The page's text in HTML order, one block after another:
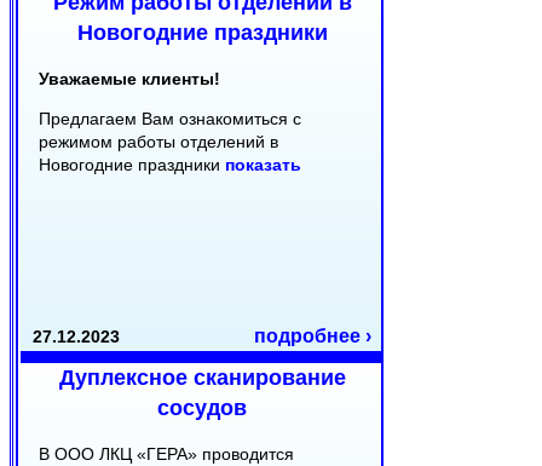
Новогодние праздники
Уважаемые клиенты!
Предлагаем Вам ознакомиться с
режимом работы отделений в
Новогодние праздники показать
27.12.2023 подробнее ›
Дуплексное сканирование
сосудов
В ООО ЛКЦ «ГЕРА» проводится